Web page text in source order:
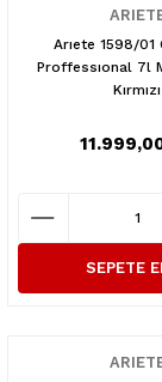
Arıete 1598/01
Proffessıonal 7l
Kırmızı
SEPETE